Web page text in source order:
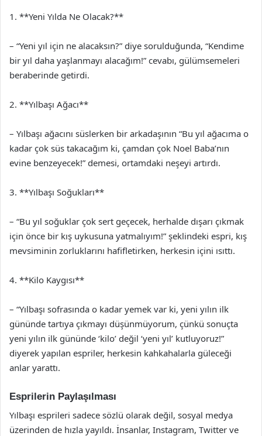
1. **Yeni Yılda Ne Olacak?**
– “Yeni yıl için ne alacaksın?” diye sorulduğunda, “Kendime
bir yıl daha yaşlanmayı alacağım!” cevabı, gülümsemeleri
beraberinde getirdi.
2. **Yılbaşı Ağacı**
– Yılbaşı ağacını süslerken bir arkadaşının “Bu yıl ağacıma o
kadar çok süs takacağım ki, çamdan çok Noel Baba’nın
evine benzeyecek!” demesi, ortamdaki neşeyi artırdı.
3. **Yılbaşı Soğukları**
– “Bu yıl soğuklar çok sert geçecek, herhalde dışarı çıkmak
için önce bir kış uykusuna yatmalıyım!” şeklindeki espri, kış
mevsiminin zorluklarını hafifletirken, herkesin içini ısıttı.
4. **Kilo Kaygısı**
– “Yılbaşı sofrasında o kadar yemek var ki, yeni yılın ilk
gününde tartıya çıkmayı düşünmüyorum, çünkü sonuçta
yeni yılın ilk gününde ‘kilo’ değil ‘yeni yıl’ kutluyoruz!”
diyerek yapılan espriler, herkesin kahkahalarla güleceği
anlar yarattı.
Esprilerin Paylaşılması
Yılbaşı esprileri sadece sözlü olarak değil, sosyal medya
üzerinden de hızla yayıldı. İnsanlar, Instagram, Twitter ve